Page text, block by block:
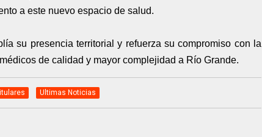
a este nuevo espacio de salud.
su presencia territorial y refuerza su compromiso con la
de calidad y mayor complejidad a Río Grande.
Ultimas Noticias